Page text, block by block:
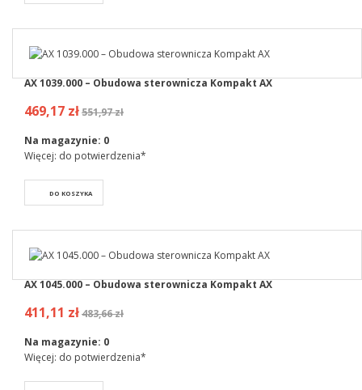
AX 1039.000 – Obudowa sterownicza Kompakt AX
469,17 zł551,97 zł
Na magazynie: 0
Więcej: do potwierdzenia*
DO KOSZYKA
AX 1045.000 – Obudowa sterownicza Kompakt AX
411,11 zł483,66 zł
Na magazynie: 0
Więcej: do potwierdzenia*